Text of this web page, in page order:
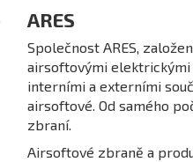
ARES
Společnost ARES,
airsoftovými elektrickými
interními a externími
airsoftové. Od samého
zbraní.
Airsoftové zbraně a